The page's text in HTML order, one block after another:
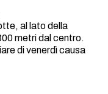
al lato della
metri dal centro.
di venerdì causa